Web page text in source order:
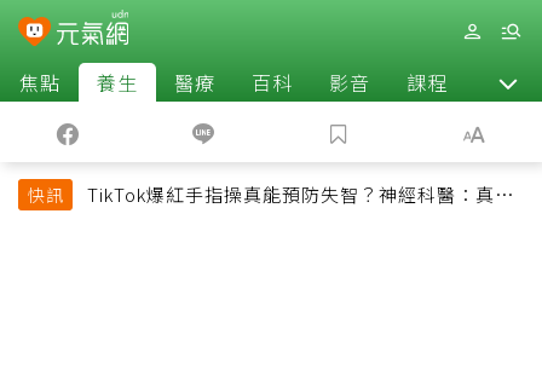
焦點 養生 醫療 百科 影音 課程 退休
快訊
TikTok爆紅手指操真能預防失智？神經科醫：真正